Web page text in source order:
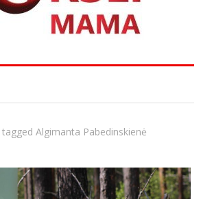
Algimanta Pabedinskienė